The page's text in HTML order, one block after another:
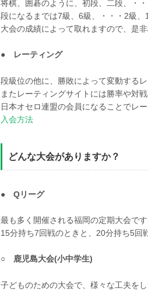
将棋、囲碁のように、初段、二段、・
段になるまでは7級、6級、・・・2級、
大会の成績によって取れますので、是
● レーティング
段級位の他に、勝敗によって変動する
またレーティングサイトには勝率や対
日本オセロ連盟の会員になることでレ
入会方法
どんな大会がありますか？
● Qリーグ
最も多く開催される福岡の定期大会です
15分持ち7回戦のときと、20分持ち5回
○ 鹿児島大会(小中学生)
子どものための大会で、様々な工夫を